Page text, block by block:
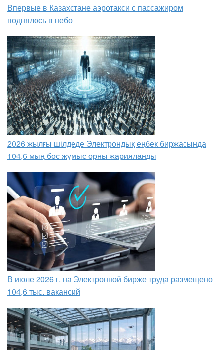
Впервые в Казахстане аэротакси с пассажиром
поднялось в небо
2026 жылғы шілдеде Электрондық еңбек биржасында
104,6 мың бос жұмыс орны жарияланды
В июле 2026 г. на Электронной бирже труда размещено
104,6 тыс. вакансий